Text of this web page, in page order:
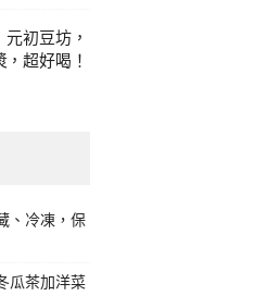
元初豆坊，
超好喝！
、冷凍，保
瓜茶加洋菜